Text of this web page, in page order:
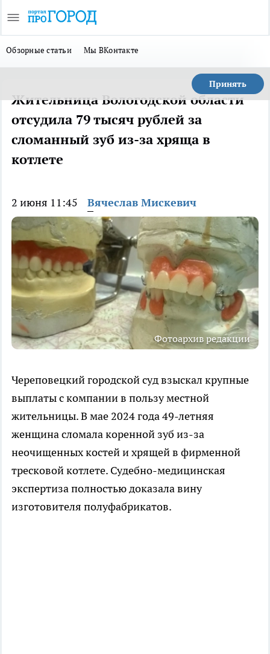
Обзорные статьи Мы ВКонтакте
Принять
Жительница Вологодской области
отсудила 79 тысяч рублей за
сломанный зуб из-за хряща в
котлете
2 июня 11:45 Вячеслав Мискевич
Фотоархив редакции
Череповецкий городской суд взыскал крупные
выплаты с компании в пользу местной
жительницы. В мае 2024 года 49-летняя
женщина сломала коренной зуб из-за
неочищенных костей и хрящей в фирменной
тресковой котлете. Судебно-медицинская
экспертиза полностью доказала вину
изготовителя полуфабрикатов.